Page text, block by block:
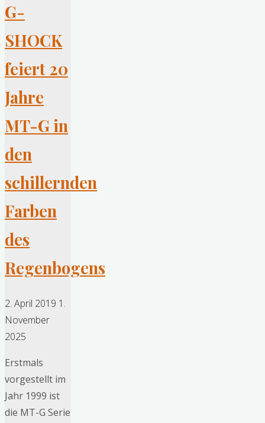
statt
Swatch
sich
Co."
G-
SHOCK
feiert 20
Jahre
MT-G in
den
schillernden
Farben
des
Regenbogens
2. April 2019 1.
November
2025
Erstmals
vorgestellt im
Jahr 1999 ist
die MT-G Serie